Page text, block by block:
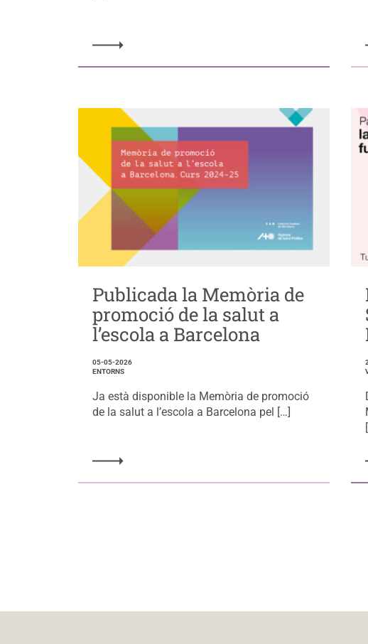
Publicada la Memòria de
promoció de la salut a
l’escola a Barcelona
05-05-2026
ENTORNS
Ja està disponible la Memòria de promoció
de la salut a l’escola a Barcelona pel […]